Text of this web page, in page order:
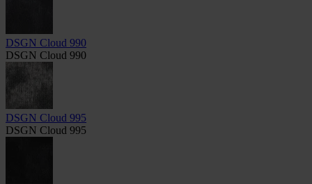
DSGN Cloud 990
DSGN Cloud 990
DSGN Cloud 995
DSGN Cloud 995